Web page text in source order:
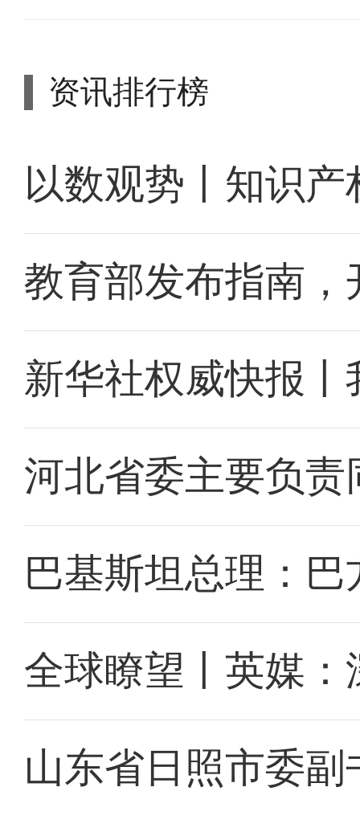
资讯排行榜
以数观势丨知识
教育部发布指南
新华社权威快报
河北省委主要负
巴基斯坦总理：
全球瞭望丨英媒
山东省日照市委